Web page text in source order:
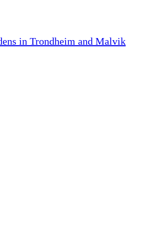
in Trondheim and Malvik